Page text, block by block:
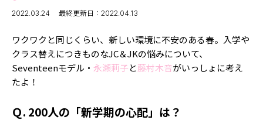
TikTok
Instagram
YouTube
FORTUNE
MISS SEVENTEEN
2022.03.24 最終更新日：2022.04.13
ワクワクと同じくらい、新しい環境に不安のある春。入学や
クラス替えにつきものなJC＆JKの悩みについて、
Seventeenモデル・ 永瀬莉子と藤村木音がいっしょに考え
たよ！
Ｑ. 200人の「新学期の心配」は？